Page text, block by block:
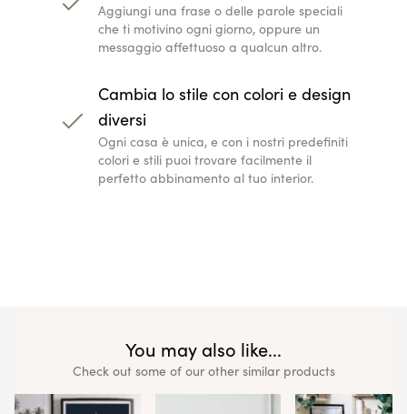
Aggiungi una frase o delle parole speciali
che ti motivino ogni giorno, oppure un
messaggio affettuoso a qualcun altro.
Cambia lo stile con colori e design
diversi
Ogni casa è unica, e con i nostri predefiniti
colori e stili puoi trovare facilmente il
perfetto abbinamento al tuo interior.
You may also like...
Check out some of our other similar products